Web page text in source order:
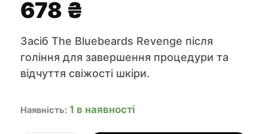
678 ₴
Засіб The Bluebeards Revenge після
гоління для завершення процедури та
відчуття свіжості шкіри.
Наявність: 1 в наявності